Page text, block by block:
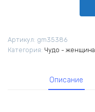
Артикул: gm35386
Категория: Чудо - женщина
Описание